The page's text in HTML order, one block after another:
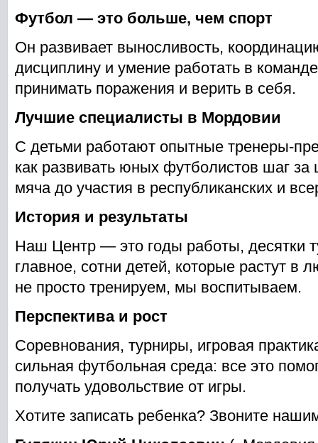
Футбол — это больше, чем спорт
Он развивает выносливость,
дисциплину и умение работать в
принимать поражения и верить в себя.
Лучшие специалисты в Мордовии
С детьми работают опытные тренеры-
как развивать юных футболистов шаг
мяча до участия в республиканских и
История и результаты
Наш Центр — это годы работы, десятки
главное, сотни детей, которые растут в
не просто тренируем, мы воспитываем.
Перспектива и рост
Соревнования, турниры, игровая
сильная футбольная среда: все это
получать удовольствие от игры.
Хотите записать ребенка? Звоните